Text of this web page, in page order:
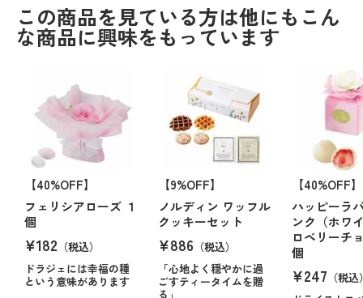
この商品を見ている方は他にもこん
な商品に興味をもっています
【40%OFF】
フェリシアローズ １
個
¥182 （税込）
ドラジェには幸福の種
という意味があります
【9%OFF】
ノルディン ワッフル
クッキーセット
¥886 （税込）
「心地よく穏やかに過
ごすティータイムを贈
る」
【40%OFF】
ハッピーラ
ンク（ホワ
ロベリーチ
個
¥247 （税